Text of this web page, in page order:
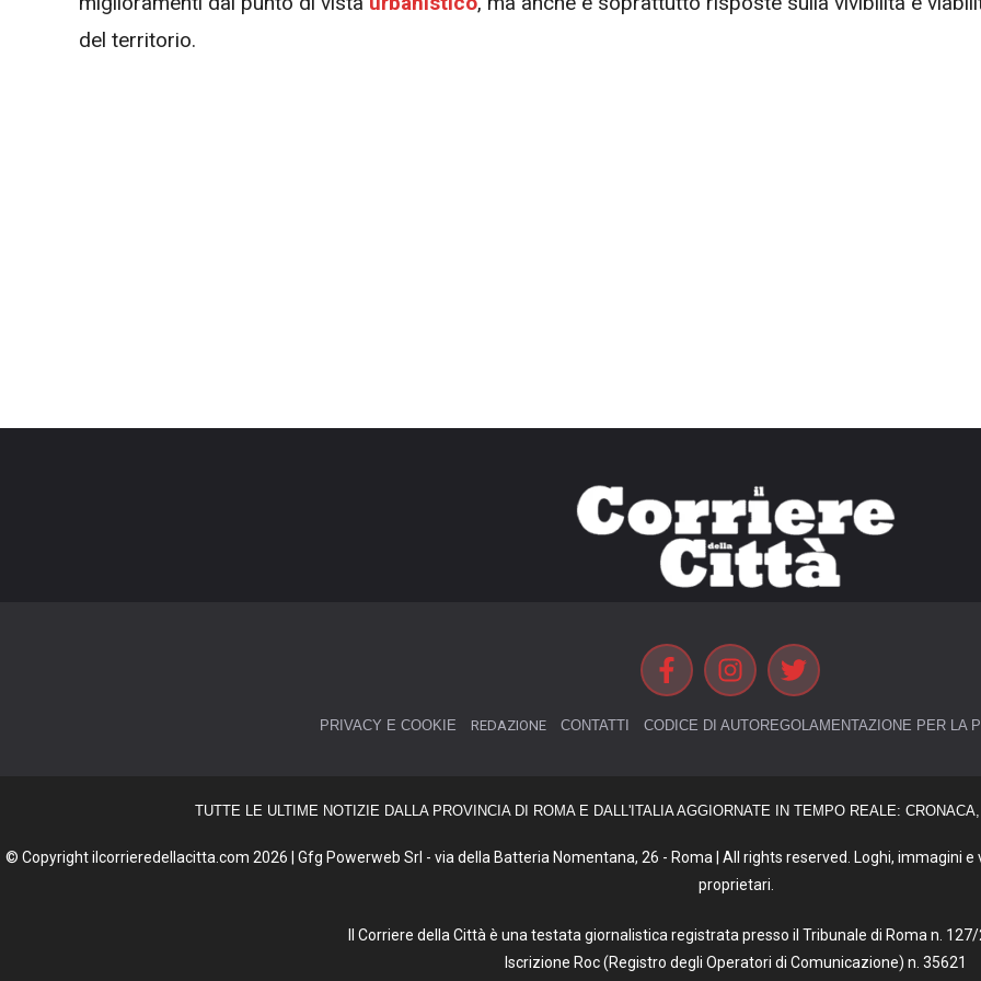
del territorio.
PRIVACY E COOKIE REDAZIONE CONTATTI CODICE DI AUTOREGOLAMENTAZIONE PER LA
TUTTE LE ULTIME NOTIZIE DALLA PROVINCIA DI ROMA E DALL'ITALIA AGGIORNATE IN TEMPO REALE:
© Copyright ilcorrieredellacitta.com 2026 | Gfg Powerweb Srl - via della Batteria Nomentana, 26 - Roma | All rights reserved. Loghi, immagini
proprietari.
Il Corriere della Città è una testata giornalistica registrata presso il Tribunale di Roma n.
Iscrizione Roc (Registro degli Operatori di Comunicazione) n. 35621